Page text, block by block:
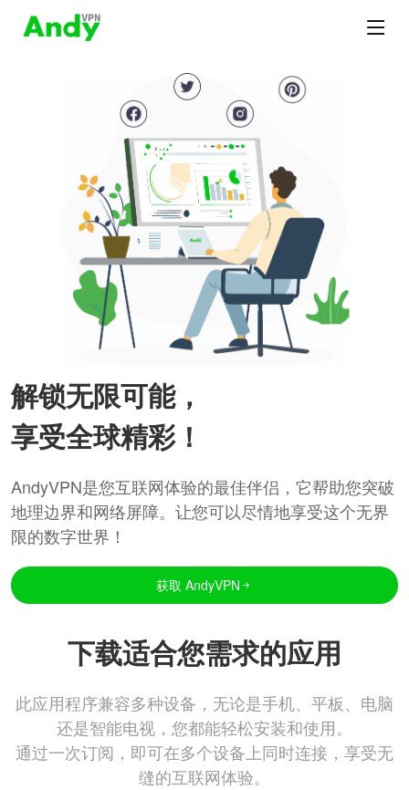
解锁无限可能，
享受全球精彩！
AndyVPN是您互联网体验的最佳伴侣，它帮助您突破
地理边界和网络屏障。让您可以尽情地享受这个无界
限的数字世界！
获取 AndyVPN
下载适合您需求的应用
此应用程序兼容多种设备，无论是手机、平板、电脑
还是智能电视，您都能轻松安装和使用。
通过一次订阅，即可在多个设备上同时连接，享受无
缝的互联网体验。